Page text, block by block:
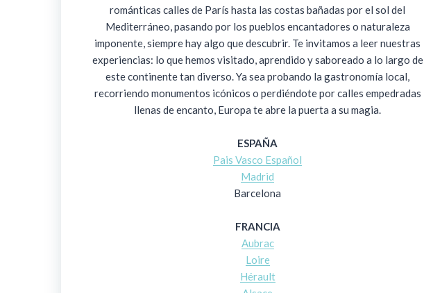
románticas calles de París hasta las costas bañadas por el sol del
Mediterráneo, pasando por los pueblos encantadores o naturaleza
imponente, siempre hay algo que descubrir. Te invitamos a leer nuestras
experiencias: lo que hemos visitado, aprendido y saboreado a lo largo de
este continente tan diverso. Ya sea probando la gastronomía local,
recorriendo monumentos icónicos o perdiéndote por calles empedradas
llenas de encanto, Europa te abre la puerta a su magia.
ESPAÑA
Pais Vasco Español
Madrid
Barcelona
FRANCIA
Aubrac
Loire
Hérault